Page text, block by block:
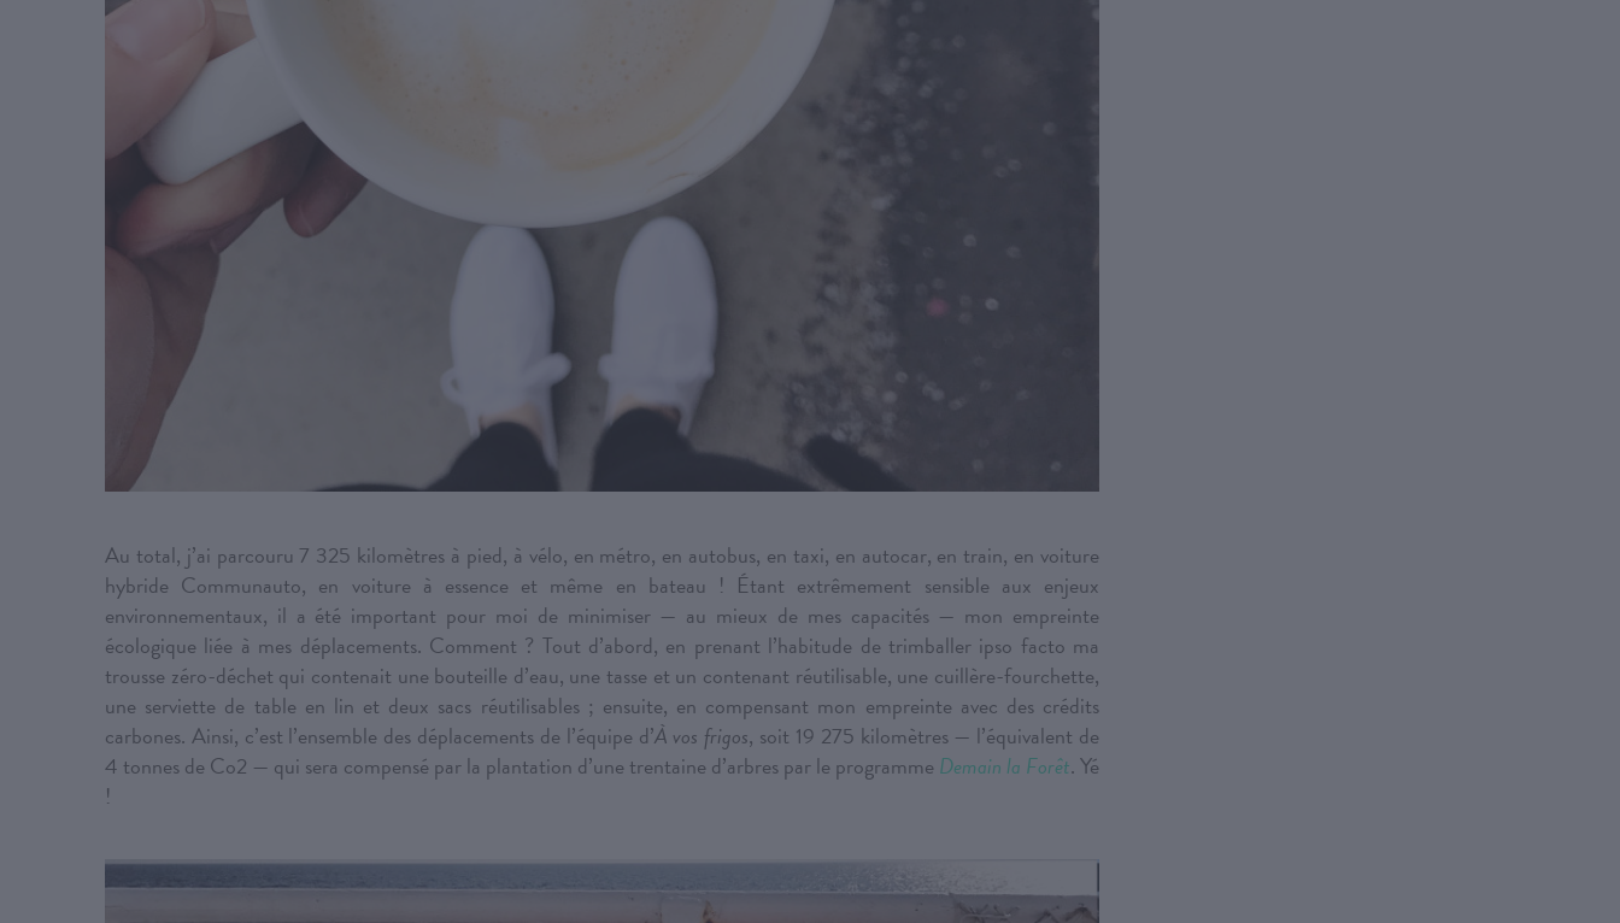
Au total, j’ai parcouru 7 325 kilomètres à pied, à vélo, en métro, en autobus, en taxi, en autocar, en train, en voiture
hybride Communauto, en voiture à essence et même en bateau ! Étant extrêmement sensible aux enjeux
environnementaux, il a été important pour moi de minimiser — au mieux de mes capacités — mon empreinte
écologique liée à mes déplacements. Comment ? Tout d’abord, en prenant l’habitude de trimballer ipso facto ma
trousse zéro-déchet qui contenait une bouteille d’eau, une tasse et un contenant réutilisable, une cuillère-fourchette,
une serviette de table en lin et deux sacs réutilisables ; ensuite, en compensant mon empreinte avec des crédits
carbones. Ainsi, c’est l’ensemble des déplacements de l’équipe d’À vos frigos, soit 19 275 kilomètres — l’équivalent de
4 tonnes de Co2 — qui sera compensé par la plantation d’une trentaine d’arbres par le programme Demain la Forêt. Yé
!